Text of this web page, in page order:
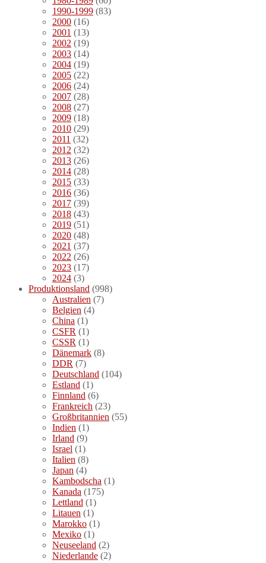
1990-1999 (83)
2000 (16)
2001 (13)
2002 (19)
2003 (14)
2004 (19)
2005 (22)
2006 (24)
2007 (28)
2008 (27)
2009 (18)
2010 (29)
2011 (32)
2012 (32)
2013 (26)
2014 (28)
2015 (33)
2016 (36)
2017 (39)
2018 (43)
2019 (51)
2020 (48)
2021 (37)
2022 (26)
2023 (17)
2024 (3)
Produktionsland (998)
Australien (7)
Belgien (4)
China (1)
CSFR (1)
CSSR (1)
Dänemark (8)
DDR (7)
Deutschland (104)
Estland (1)
Finnland (6)
Frankreich (23)
Großbritannien (55)
Indien (1)
Irland (9)
Israel (1)
Italien (8)
Japan (4)
Kambodscha (1)
Kanada (175)
Lettland (1)
Litauen (1)
Marokko (1)
Mexiko (1)
Neuseeland (2)
Niederlande (2)